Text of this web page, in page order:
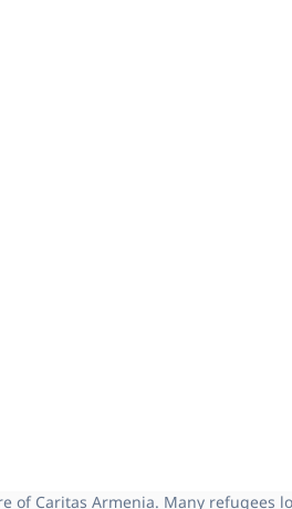
of Caritas Armenia. Many refugees